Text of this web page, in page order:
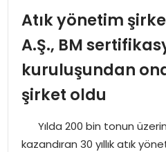
EĞITIM
SPOR
EKONOMI
Atık yönetim
A.Ş., BM
kuruluşundan
şirket oldu
Yılda 200 bin tonun
kazandıran 30 yıllık atık